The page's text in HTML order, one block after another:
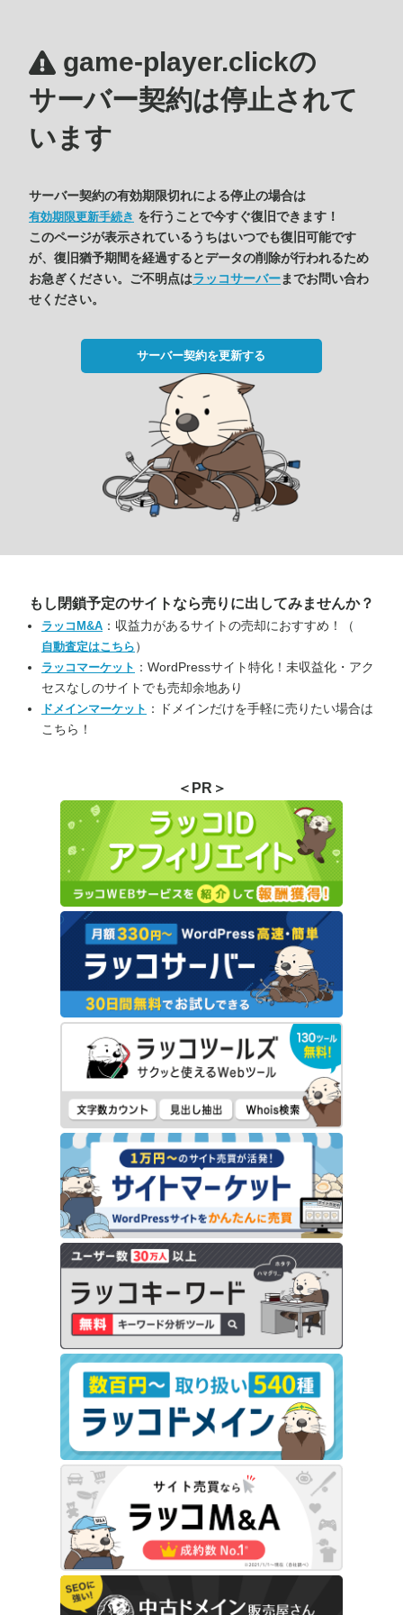
game-player.clickの
サーバー契約は停止されて
います
サーバー契約の有効期限切れによる停止の場合は
有効期限更新手続き を行うことで今すぐ復旧できます！
このページが表示されているうちはいつでも復旧可能です
が、復旧猶予期間を経過するとデータの削除が行われるため
お急ぎください。ご不明点はラッコサーバーまでお問い合わ
せください。
サーバー契約を更新する
もし閉鎖予定のサイトなら売りに出してみませんか？
ラッコM&A ：収益力があるサイトの売却におすすめ！（
自動査定はこちら ）
ラッコマーケット ：WordPressサイト特化！未収益化・アク
セスなしのサイトでも売却余地あり
ドメインマーケット ：ドメインだけを手軽に売りたい場合は
こちら！
＜PR＞